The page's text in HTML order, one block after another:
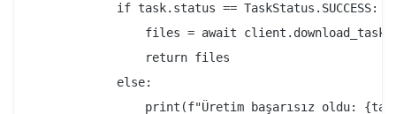
            if task.status == TaskStatus.SUCCESS:
files = await
                return files
            else:
print(f"Üretim başarısız oldu: